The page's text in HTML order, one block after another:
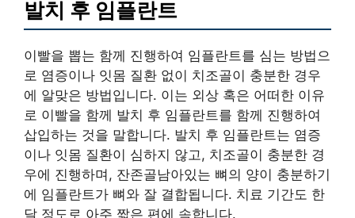
발치 후 임플란트
이빨을 뽑는 함께 진행하여 임플란트를 심는 방법으
로 염증이나 잇몸 질환 없이 치조골이 충분한 경우
에 알맞은 방법입니다. 이는 외상 혹은 어떠한 이유
로 이빨을 함께 발치 후 임플란트를 함께 진행하여
삽입하는 것을 말합니다. 발치 후 임플란트는 염증
이나 잇몸 질환이 심하지 않고, 치조골이 충분한 경
우에 진행하며, 잔존골남아있는 뼈의 양이 충분하기
에 임플란트가 뼈와 잘 결합됩니다. 치료 기간도 한
달 정도로 아주 짧은 편에 속합니다.